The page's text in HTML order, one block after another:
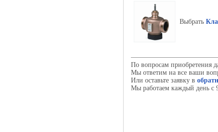
Выбрать
По вопросам приобретения
Мы ответим на все ваши
Или оставьте заявку в
Мы работаем каждый день с